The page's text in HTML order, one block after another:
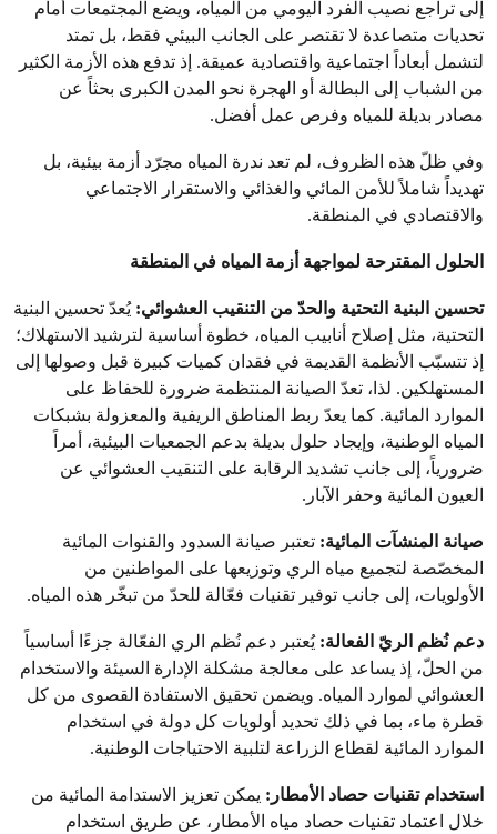
إلى تراجع نصيب الفرد اليومي من المياه، ويضع المجتمعات أمام
تحديات متصاعدة لا تقتصر على الجانب البيئي فقط، بل تمتد
لتشمل أبعاداً اجتماعية واقتصادية عميقة. إذ تدفع هذه الأزمة الكثير
من الشباب إلى البطالة أو الهجرة نحو المدن الكبرى بحثاً عن
مصادر بديلة للمياه وفرص عمل أفضل.
وفي ظلّ هذه الظروف، لم تعد ندرة المياه مجرّد أزمة بيئية، بل
تهديداً شاملاً للأمن المائي والغذائي والاستقرار الاجتماعي
والاقتصادي في المنطقة.
الحلول المقترحة لمواجهة أزمة المياه في المنطقة
تحسين البنية التحتية والحدّ من التنقيب العشوائي:يُعدّ تحسين البنية
التحتية، مثل إصلاح أنابيب المياه، خطوة أساسية لترشيد الاستهلاك؛
إذ تتسبّب الأنظمة القديمة في فقدان كميات كبيرة قبل وصولها إلى
المستهلكين. لذا، تعدّ الصيانة المنتظمة ضرورة للحفاظ على
الموارد المائية. كما يعدّ ربط المناطق الريفية والمعزولة بشبكات
المياه الوطنية، وإيجاد حلول بديلة بدعم الجمعيات البيئية، أمراً
ضرورياً، إلى جانب تشديد الرقابة على التنقيب العشوائي عن
العيون المائية وحفر الآبار.
صيانة المنشآت المائية: تعتبر صيانة السدود والقنوات المائية
المخصّصة لتجميع مياه الري وتوزيعها على المواطنين من
الأولويات، إلى جانب توفير تقنيات فعّالة للحدّ من تبخّر هذه المياه.
دعم نُظم الريّ الفعالة:يُعتبر دعم نُظم الري الفعّالة جزءًا أساسياً
من الحلّ، إذ يساعد على معالجة مشكلة الإدارة السيئة والاستخدام
العشوائي لموارد المياه. ويضمن تحقيق الاستفادة القصوى من كل
قطرة ماء، بما في ذلك تحديد أولويات كل دولة في استخدام
الموارد المائية لقطاع الزراعة لتلبية الاحتياجات الوطنية.
استخدام تقنيات حصاد الأمطار: يمكن تعزيز الاستدامة المائية من
خلال اعتماد تقنيات حصاد مياه الأمطار، عن طريق استخدام